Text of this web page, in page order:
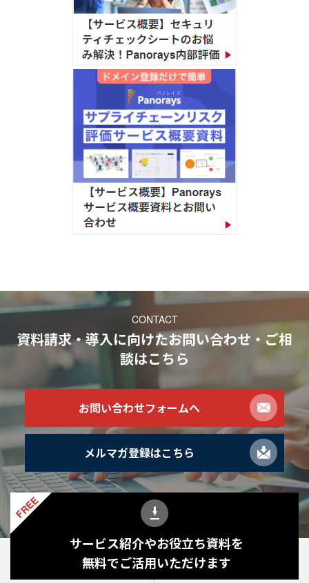
CONTACT
資料請求・導入に向けたお問い合わせ・ご相
談はこちら
お問い合わせフォームへ
メルマガ登録はこちら
FREE
サービス紹介やお役立ち資料を
無料でご活用いただけます